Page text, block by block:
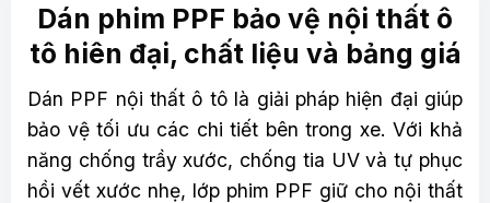
Dán phim PPF bảo vệ nội thất ô
tô hiên đại, chất liệu và bảng giá
Dán PPF nội thất ô tô là giải pháp hiện đại giúp
bảo vệ tối ưu các chi tiết bên trong xe. Với khả
năng chống trầy xước, chống tia UV và tự phục
hồi vết xước nhẹ, lớp phim PPF giữ cho nội thất